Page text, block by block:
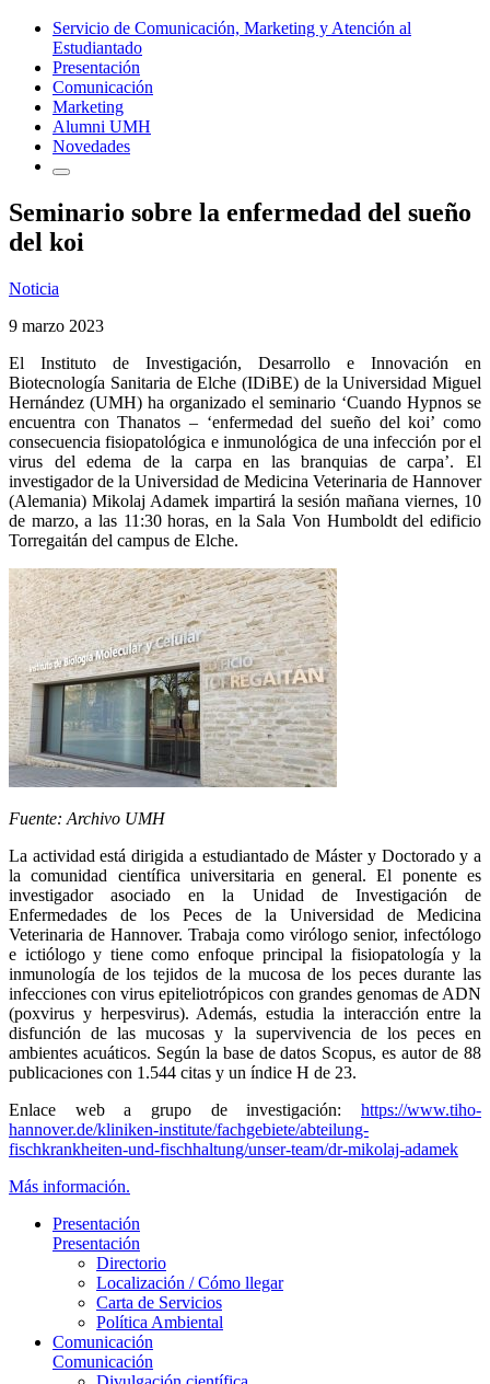
Servicio de Comunicación, Marketing y Atención al
Estudiantado
Presentación
Comunicación
Marketing
Alumni UMH
Novedades
Seminario sobre la enfermedad del sueño
del koi
Noticia
9 marzo 2023
El Instituto de Investigación, Desarrollo e Innovación en
Biotecnología Sanitaria de Elche (IDiBE) de la Universidad Miguel
Hernández (UMH) ha organizado el seminario ‘Cuando Hypnos se
encuentra con Thanatos – ‘enfermedad del sueño del koi’ como
consecuencia fisiopatológica e inmunológica de una infección por el
virus del edema de la carpa en las branquias de carpa’. El
investigador de la Universidad de Medicina Veterinaria de Hannover
(Alemania) Mikolaj Adamek impartirá la sesión mañana viernes, 10
de marzo, a las 11:30 horas, en la Sala Von Humboldt del edificio
Torregaitán del campus de Elche.
Fuente: Archivo UMH
La actividad está dirigida a estudiantado de Máster y Doctorado y a
la comunidad científica universitaria en general. El ponente es
investigador asociado en la Unidad de Investigación de
Enfermedades de los Peces de la Universidad de Medicina
Veterinaria de Hannover. Trabaja como virólogo senior, infectólogo
e ictiólogo y tiene como enfoque principal la fisiopatología y la
inmunología de los tejidos de la mucosa de los peces durante las
infecciones con virus epiteliotrópicos con grandes genomas de ADN
(poxvirus y herpesvirus). Además, estudia la interacción entre la
disfunción de las mucosas y la supervivencia de los peces en
ambientes acuáticos. Según la base de datos Scopus, es autor de 88
publicaciones con 1.544 citas y un índice H de 23.
Enlace web a grupo de investigación: https://www.tiho-
hannover.de/kliniken-institute/fachgebiete/abteilung-
fischkrankheiten-und-fischhaltung/unser-team/dr-mikolaj-adamek
Más información.
Presentación
Presentación
Directorio
Localización / Cómo llegar
Carta de Servicios
Política Ambiental
Comunicación
Comunicación